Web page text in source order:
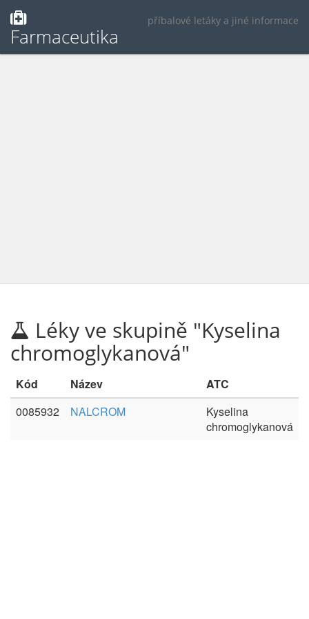
příbalové letáky a jiné informace
Farmaceutika
Léky ve skupině "Kyselina
chromoglykanová"
Kód Název
ATC
0085932
NALCROM
Kyselina
chromoglykanová